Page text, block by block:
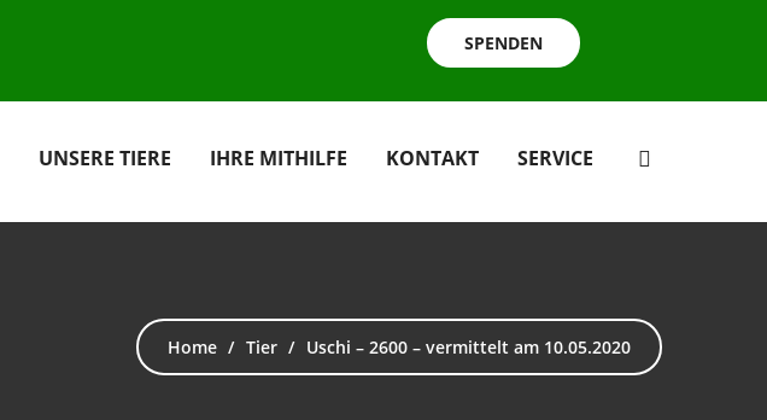
SPENDEN
UNSERE TIERE IHRE MITHILFE KONTAKT SERVICE
Home Tier Uschi – 2600 – vermittelt am 10.05.2020